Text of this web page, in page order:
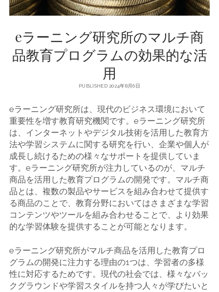
eラーニング研究所のマルチ商
品教育プログラムの効果的な活
用
PUBLISHED 2024年8月6日
eラーニング研究所は、現代のビジネス環境において
重要性を増す教育研究機関です。 eラーニング研究所
は、インターネットやデジタル技術を活用した教育方
法や学習システムに関する研究を行い、企業や個人が
成長し続けるための様々なサポートを提供していま
す。eラーニング研究所が注力しているのが、マルチ
商品を活用した教育プログラムの開発です。マルチ商
品とは、複数の製品やサービスを組み合わせて提供す
る商品のことで、教育分野においてはさまざまな学習
コンテンツやツールを組み合わせることで、より効果
的な学習体験を提供することが可能となります。
eラーニング研究所がマルチ商品を活用した教育プロ
グラムの開発に注力する理由の1つは、学習者の多様
性に対応するためです。現代の社会では、様々なバッ
クグラウンドや学習スタイルを持つ人々が学びたいと